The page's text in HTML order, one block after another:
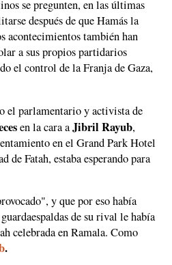
se pregunten, en las últimas
después de que Hamás la
acontecimientos también han
a sus propios partidarios
el control de la Franja de Gaza,
el parlamentario y activista de
en la cara aJibril Rayub,
en el Grand Park Hotel
de Fatah, estaba esperando para
y que por eso había
de su rival le había
celebrada en Ramala. Como
.